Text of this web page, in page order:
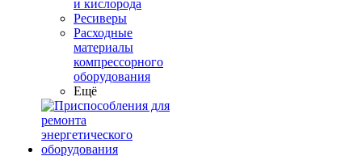
и кислорода
Ресиверы
Расходные
материалы
компрессорного
оборудования
Ещё